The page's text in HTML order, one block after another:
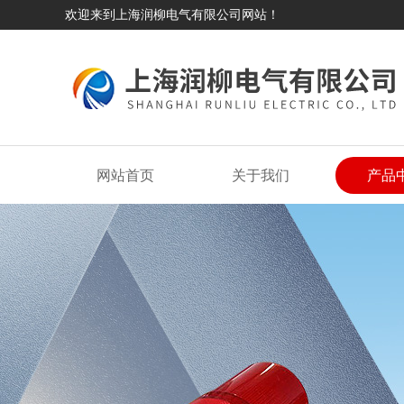
欢迎来到上海润柳电气有限公司网站！
网站首页 关于我们 产品